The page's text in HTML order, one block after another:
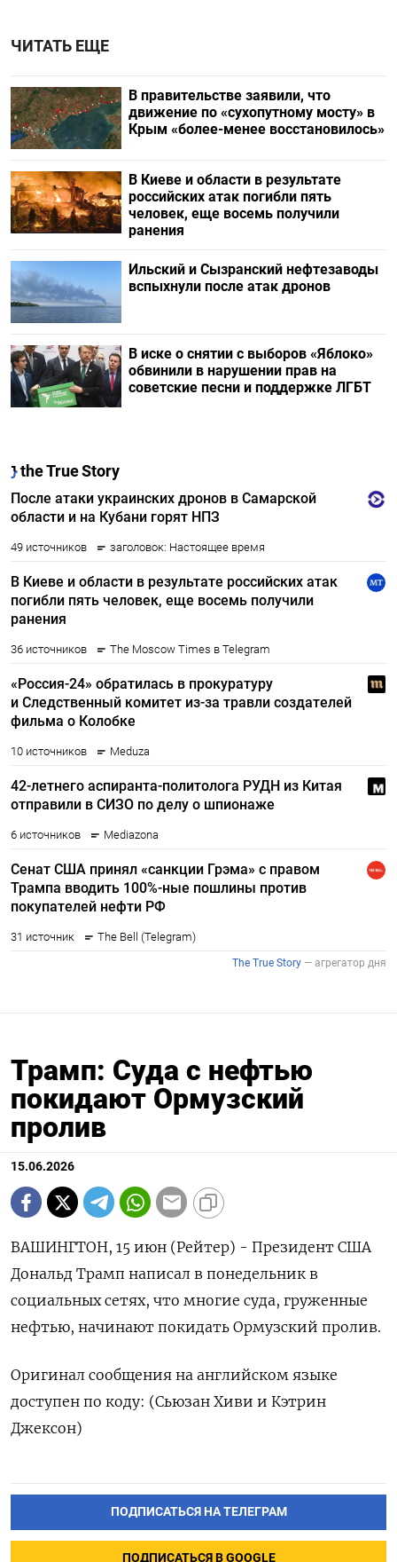
ЧИТАТЬ ЕЩЕ
В правительстве заявили, что
движение по «сухопутному мосту» в
Крым «более-менее восстановилось»
В Киеве и области в результате
российских атак погибли пять
человек, еще восемь получили
ранения
Ильский и Сызранский нефтезаводы
вспыхнули после атак дронов
В иске о снятии с выборов «Яблоко»
обвинили в нарушении прав на
советские песни и поддержке ЛГБТ
Трамп: Суда с нефтью
покидают Ормузский
пролив
15.06.2026
ВАШИНГТОН, 15 июн (Рейтер) - ‌Президент ​США ​
Дональд ​Трамп написал ⁠в ‌понедельник в
‌социальных ​сетях, ‌что ​многие ‌суда, груженные
нефтью, начинают ​покидать ​Ормузский ‌пролив.
Оригинал ​сообщения на английском языке ​
доступен ⁠по ‌коду: (Сьюзан ‌Хиви и ​Кэтрин
‌Джексон)
ПОДПИСАТЬСЯ НА ТЕЛЕГРАМ
ПОДПИСАТЬСЯ В GOOGLE